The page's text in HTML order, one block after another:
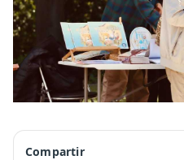
Compartir